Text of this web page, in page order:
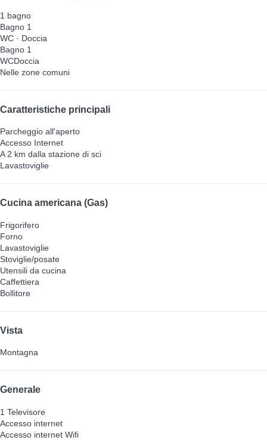
1 bagno
Bagno 1
WC · Doccia
Bagno 1
WCDoccia
Nelle zone comuni
Caratteristiche principali
Parcheggio all'aperto
Accesso Internet
A 2 km dalla stazione di sci
Lavastoviglie
Cucina americana (Gas)
Frigorifero
Forno
Lavastoviglie
Stoviglie/posate
Utensili da cucina
Caffettiera
Bollitore
Vista
Montagna
Generale
1 Televisore
Accesso internet
Accesso internet Wifi